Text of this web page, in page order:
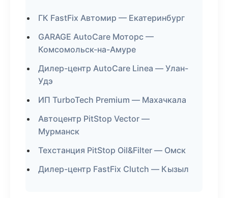
ГК FastFix Автомир — Екатеринбург
GARAGE AutoCare Моторс —
Комсомольск-на-Амуре
Дилер-центр AutoCare Linea — Улан-
Удэ
ИП TurboTech Premium — Махачкала
Автоцентр PitStop Vector —
Мурманск
Техстанция PitStop Oil&Filter — Омск
Дилер-центр FastFix Clutch — Кызыл